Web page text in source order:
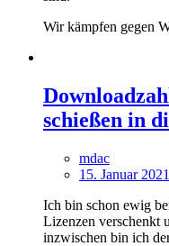
Wir kämpfen gegen
schießen in
mdac
15. Januar
Ich bin schon ewig
Lizenzen verschenkt
inzwischen bin ich